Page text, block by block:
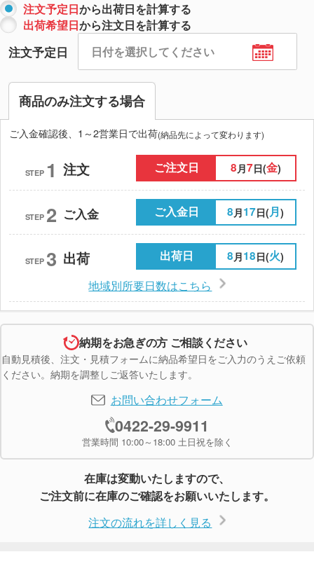
注文予定日から出荷日を計算する
出荷希望日から注文日を計算する
注文予定日
商品のみ注文する場合
ご入金確認後、1～2営業日で出荷(納品先によって変わります)
STEP 1 注文 ご注文日 8 月7日(金)
STEP 2 ご入金 ご入金日 8 月17日(月)
STEP 3 出荷 出荷日 8 月18日(火)
地域別所要日数はこちら
納期をお急ぎの方 ご相談ください
自動見積後、注文・見積フォームに納品希望日をご入力のうえご依頼
ください。納期を調整しご返答いたします。
お問い合わせフォーム
0422-29-9911
営業時間 10:00～18:00 土日祝を除く
在庫は変動いたしますので、
ご注文前に在庫のご確認をお願いいたします。
注文の流れを詳しく見る